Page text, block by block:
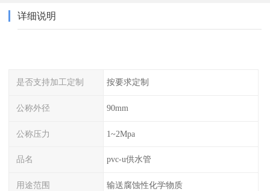
详细说明
是否支持加工定制 按要求定制
公称外径 90mm
公称压力 1~2Mpa
品名 pvc-u供水管
用途范围 输送腐蚀性化学物质